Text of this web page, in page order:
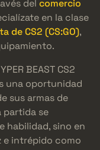
del comercio
en la clase
de CS2 (CS:GO),
BEAST CS2
una oportunidad
sus armas de
partida se
habilidad, sino en
e intrépido como